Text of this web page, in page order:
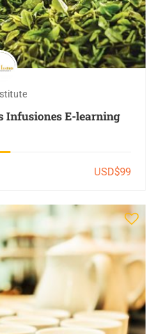
Infusiones E-learning
USD$99